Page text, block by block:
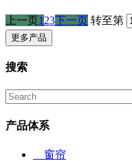
上一页1 23下一页 转至第
更多产品
搜索
产品体系
窗帘